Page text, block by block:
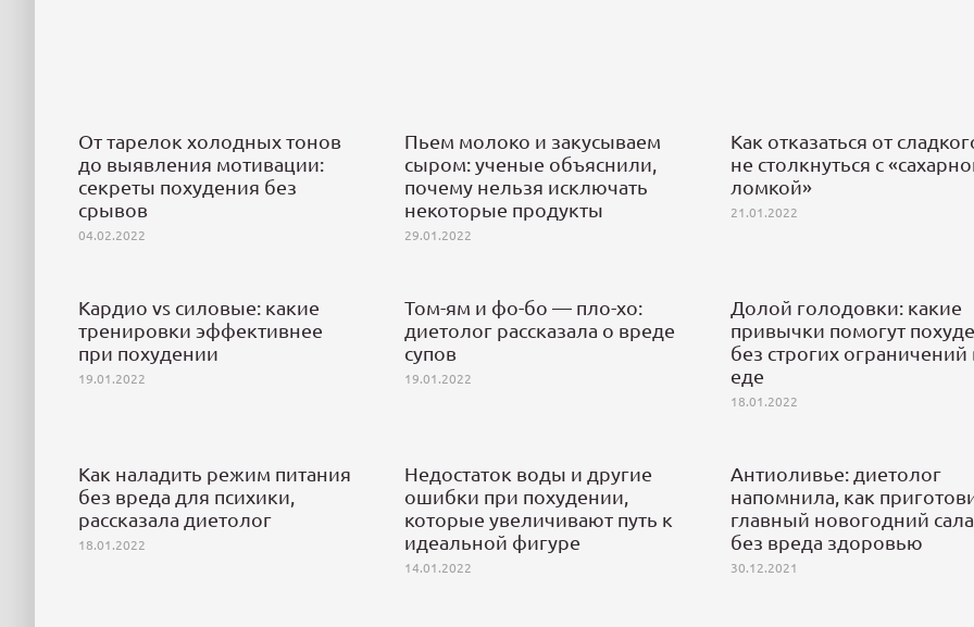
От тарелок холодных тонов
до выявления мотивации:
секреты похудения без
срывов
04.02.2022
Пьем молоко и закусываем
сыром: ученые объяснили,
почему нельзя исключать
некоторые продукты
29.01.2022
Как отказаться от
не столкнуться с
ломкой»
21.01.2022
Кардио vs силовые: какие
тренировки эффективнее
при похудении
19.01.2022
Том-ям и фо-бо — пло-хо:
диетолог рассказала о вреде
супов
19.01.2022
Долой голодовки: какие
привычки помогут
без строгих ограничений
еде
18.01.2022
Как наладить режим питания
без вреда для психики,
рассказала диетолог
18.01.2022
Недостаток воды и другие
ошибки при похудении,
которые увеличивают путь к
идеальной фигуре
14.01.2022
Антиоливье: диетолог
напомнила, как
главный новогодний
без вреда здоровью
30.12.2021